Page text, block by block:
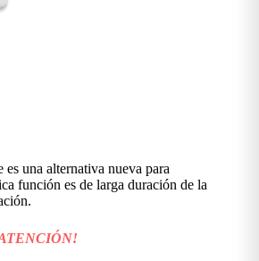
es una alternativa nueva para
función es de larga duración de la